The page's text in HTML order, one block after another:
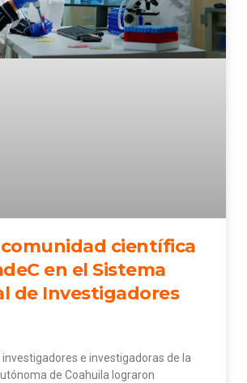
comunidad científica
en el Sistema
de Investigadores
investigadores e investigadoras de la
de Coahuila lograron